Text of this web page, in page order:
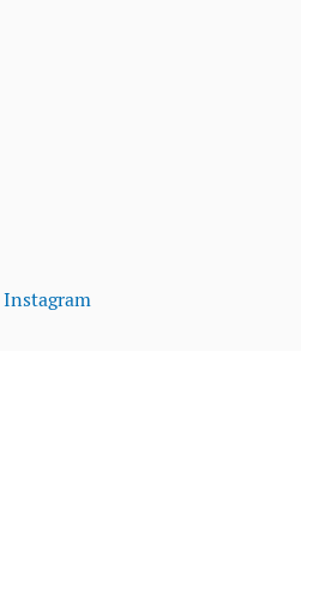
Instagram